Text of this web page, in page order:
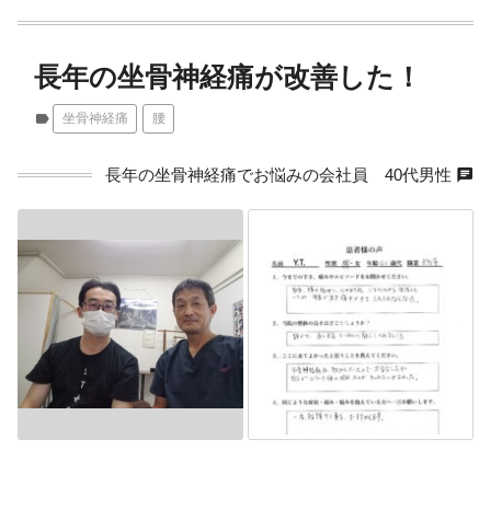
長年の坐骨神経痛が改善した！
label 坐骨神経痛 腰
長年の坐骨神経痛でお悩みの会社員 40代男性 chat